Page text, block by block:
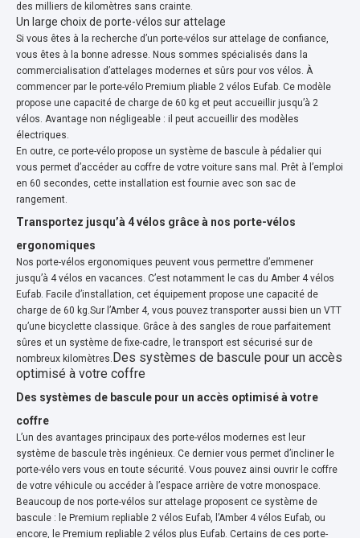
des milliers de kilomètres sans crainte.
Un large choix de porte-vélos sur attelage
Si vous êtes à la recherche d’un porte-vélos sur attelage de confiance,
vous êtes à la bonne adresse. Nous sommes spécialisés dans la
commercialisation d’attelages modernes et sûrs pour vos vélos. À
commencer par le porte-vélo Premium pliable 2 vélos Eufab. Ce modèle
propose une capacité de charge de 60 kg et peut accueillir jusqu’à 2
vélos. Avantage non négligeable : il peut accueillir des modèles
électriques.
En outre, ce porte-vélo propose un système de bascule à pédalier qui
vous permet d’accéder au coffre de votre voiture sans mal. Prêt à l’emploi
en 60 secondes, cette installation est fournie avec son sac de
rangement.
Transportez jusqu’à 4 vélos grâce à nos porte-vélos
ergonomiques
Nos porte-vélos ergonomiques peuvent vous permettre d’emmener
jusqu’à 4 vélos en vacances. C’est notamment le cas du Amber 4 vélos
Eufab. Facile d’installation, cet équipement propose une capacité de
charge de 60 kg.Sur l’Amber 4, vous pouvez transporter aussi bien un VTT
qu’une bicyclette classique. Grâce à des sangles de roue parfaitement
sûres et un système de fixe-cadre, le transport est sécurisé sur de
nombreux kilomètres.Des systèmes de bascule pour un accès
optimisé à votre coffre
Des systèmes de bascule pour un accès optimisé à votre
coffre
L’un des avantages principaux des porte-vélos modernes est leur
système de bascule très ingénieux. Ce dernier vous permet d’incliner le
porte-vélo vers vous en toute sécurité. Vous pouvez ainsi ouvrir le coffre
de votre véhicule ou accéder à l’espace arrière de votre monospace.
Beaucoup de nos porte-vélos sur attelage proposent ce système de
bascule : le Premium repliable 2 vélos Eufab, l’Amber 4 vélos Eufab, ou
encore, le Premium repliable 2 vélos plus Eufab. Certains de ces porte-